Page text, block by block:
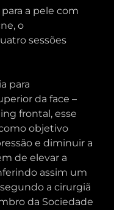
a pele com
o
sessões
para
da face –
frontal, esse
objetivo
e diminuir a
de elevar a
assim um
a cirurgiã
da Sociedade